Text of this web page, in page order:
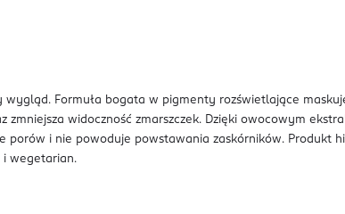
Formuła bogata w pigmenty rozświetlające
widoczność zmarszczek. Dzięki owocowym
i nie powoduje powstawania zaskórników. Produkt
i wegetarian.